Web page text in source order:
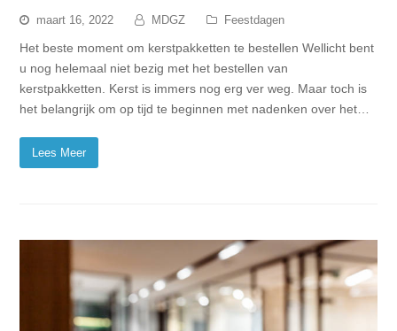
maart 16, 2022 MDGZ Feestdagen
Het beste moment om kerstpakketten te bestellen Wellicht bent
u nog helemaal niet bezig met het bestellen van
kerstpakketten. Kerst is immers nog erg ver weg. Maar toch is
het belangrijk om op tijd te beginnen met nadenken over het…
Lees Meer